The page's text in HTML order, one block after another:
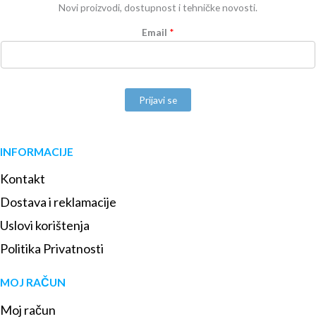
Novi proizvodi, dostupnost i tehničke novosti.
Email *
Prijavi se
INFORMACIJE
Kontakt
Dostava i reklamacije
Uslovi korištenja
Politika Privatnosti
MOJ RAČUN
Moj račun